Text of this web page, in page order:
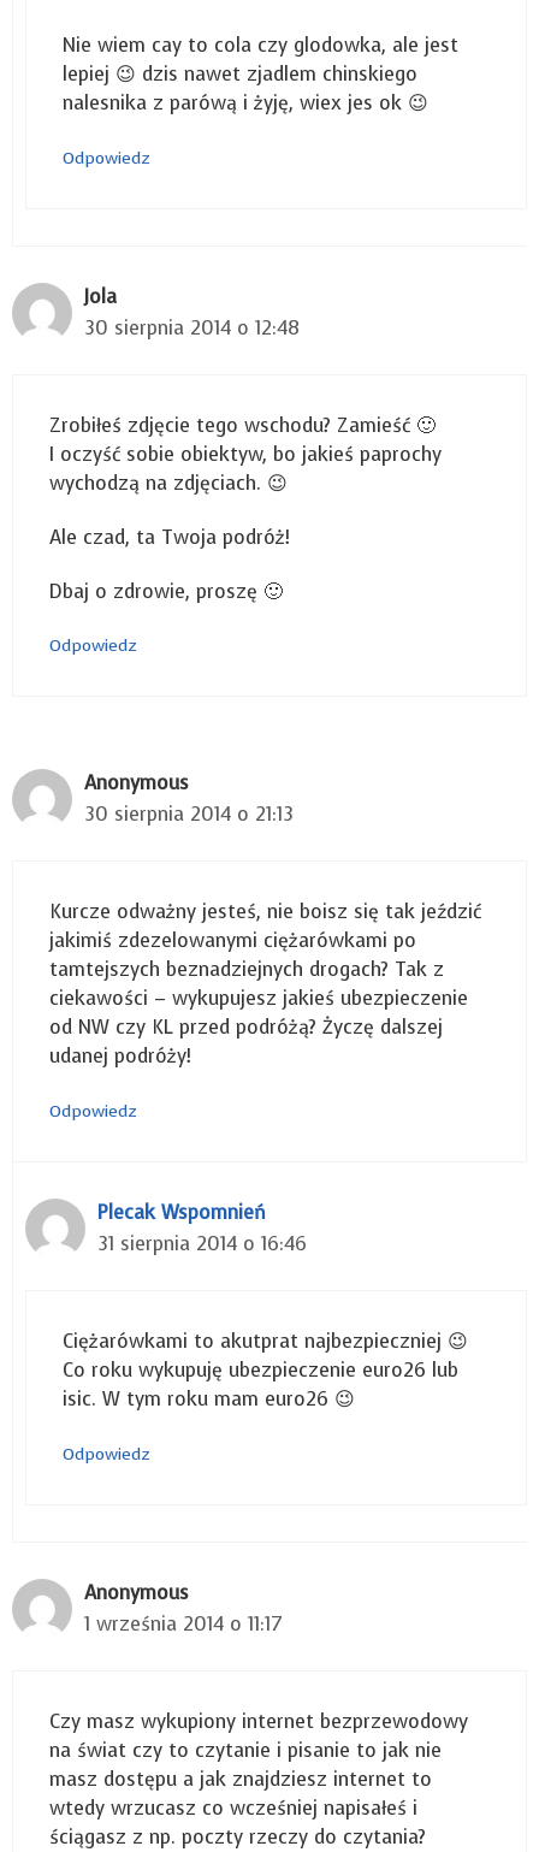
Nie wiem cay to cola czy glodowka, ale jest
lepiej 😉 dzis nawet zjadlem chinskiego
nalesnika z parówą i żyję, wiex jes ok 😉
Odpowiedz
Jola
30 sierpnia 2014 o 12:48
Zrobiłeś zdjęcie tego wschodu? Zamieść 🙂
I oczyść sobie obiektyw, bo jakieś paprochy
wychodzą na zdjęciach. 😉
Ale czad, ta Twoja podróż!
Dbaj o zdrowie, proszę 🙂
Odpowiedz
Anonymous
30 sierpnia 2014 o 21:13
Kurcze odważny jesteś, nie boisz się tak jeździć
jakimiś zdezelowanymi ciężarówkami po
tamtejszych beznadziejnych drogach? Tak z
ciekawości – wykupujesz jakieś ubezpieczenie
od NW czy KL przed podróżą? Życzę dalszej
udanej podróży!
Odpowiedz
Plecak Wspomnień
31 sierpnia 2014 o 16:46
Ciężarówkami to akutprat najbezpieczniej 😉
Co roku wykupuję ubezpieczenie euro26 lub
isic. W tym roku mam euro26 😉
Odpowiedz
Anonymous
1 września 2014 o 11:17
Czy masz wykupiony internet bezprzewodowy
na świat czy to czytanie i pisanie to jak nie
masz dostępu a jak znajdziesz internet to
wtedy wrzucasz co wcześniej napisałeś i
ściągasz z np. poczty rzeczy do czytania?